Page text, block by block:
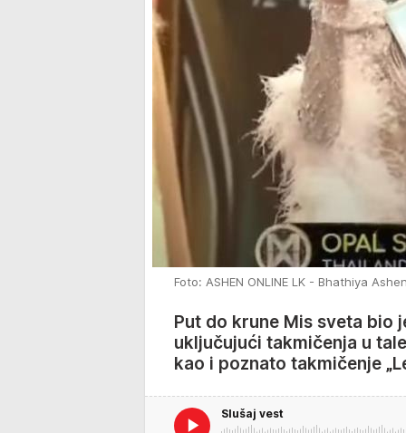
Foto: ASHEN ONLINE LK - Bhathiya
Put do krune Mis sveta bio
uključujući takmičenja u
kao i poznato takmičenje
Slušaj vest